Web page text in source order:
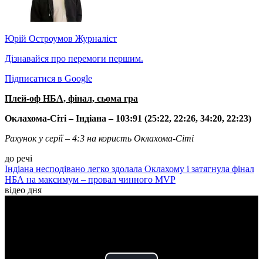
Юрій Остроумов Журналіст
Дізнавайся про перемоги першим.
Підписатися в Google
Плей-оф НБА, фінал, сьома гра
Оклахома-Сіті – Індіана – 103:91 (25:22, 22:26, 34:20, 22:23)
Рахунок у серії – 4:3 на користь Оклахома-Сіті
до речі
Індіана несподівано легко здолала Оклахому і затягнула фінал
НБА на максимум – провал чинного MVP
відео дня